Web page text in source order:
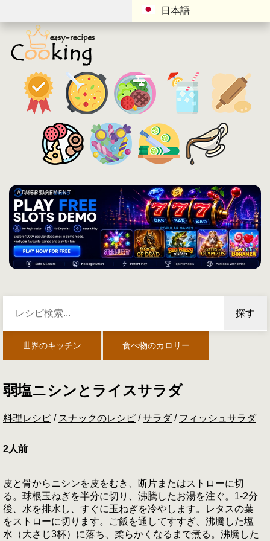
日本語
ADVERTISEMENT
探す
世界のキッチン 食べ物のカロリー
弱塩ニシンとライスサラダ
料理レシピ / スナックのレシピ /サラダ / フィッシュサラダ
2人前
皮と骨からニシンを皮をむき、断片またはストローに切
る。球根玉ねぎを半分に切り、沸騰したお湯を注ぐ。1-2分
後、水を排水し、すぐに玉ねぎを冷やします。レタスの葉
をストローに切ります。ご飯を通してすすぎ、沸騰した塩
水（大さじ3杯）に落ち、柔らかくなるまで煮る。沸騰した